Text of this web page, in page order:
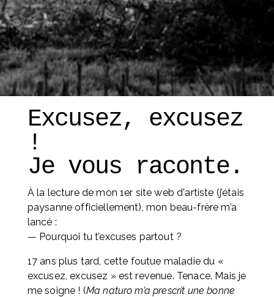
Excusez, excusez
!
À la lecture de mon 1er site web d'artiste (j’étais
paysanne officiellement), mon beau-frère m’a
lancé :
— Pourquoi tu t’excuses partout ?
17 ans plus tard, cette foutue maladie du «
excusez, excusez » est revenue. Tenace. Mais je
me soigne ! (Ma naturo m’a prescrit une bonne